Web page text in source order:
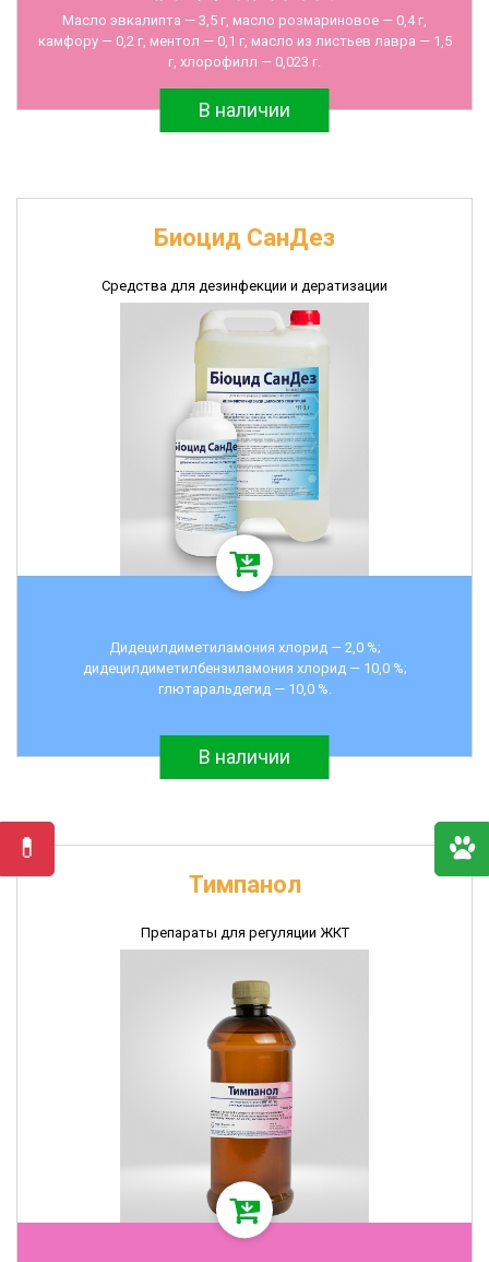
Масло эвкалипта — 3,5 г, масло розмариновое — 0,4 г,
камфору — 0,2 г, ментол — 0,1 г, масло из листьев лавра — 1,5
г, хлорофилл — 0,023 г.
В наличии
Биоцид СанДез
Средства для дезинфекции и дератизации
Дидецилдиметиламония хлорид — 2,0 %;
дидецилдиметилбензиламония хлорид — 10,0 %;
глютаральдегид — 10,0 %.
В наличии
Тимпанол
Препараты для регуляции ЖКТ